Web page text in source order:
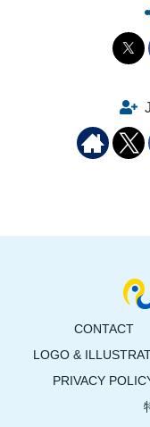
CONTACT
LOGO &
PRIVACY